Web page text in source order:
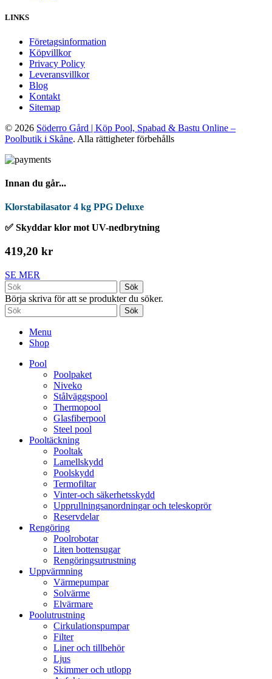
LINKS
Företagsinformation
Köpvillkor
Privacy Policy
Leveransvillkor
Blog
Kontakt
Sitemap
© 2026 Söderro Gård | Köp Pool, Spabad & Bastu Online –
Poolbutik i Skåne. Alla rättigheter förbehålls
Innan du går...
Klorstabilasator 4 kg PPG Deluxe
✅ Skyddar klor mot UV-nedbrytning
419,20 kr
SE MER
Sök
Börja skriva för att se produkter du söker.
Sök
Menu
Shop
Pool
Poolpaket
Niveko
Stålväggspool
Thermopool
Glasfiberpool
Steel pool
Pooltäckning
Pooltak
Lamellskydd
Poolskydd
Termofiltar
Vinter-och säkerhetsskydd
Upprullningsanordningar och teleskoprör
Reservdelar
Rengöring
Poolrobotar
Liten bottensugar
Rengöringsutrustning
Uppvärmning
Värmepumpar
Solvärme
Elvärmare
Poolutrustning
Cirkulationspumpar
Filter
Liner och tillbehör
Ljus
Skimmer och utlopp